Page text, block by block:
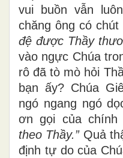
vui buồn vẫn
chăng ông có
đệ được Thầy
vào ngực Chúa
rô đã tò mò hỏi
bạn ấy? Chúa
ngó ngang ngó
ơn gọi của chính
theo Thầy.”Quả
định tự do của